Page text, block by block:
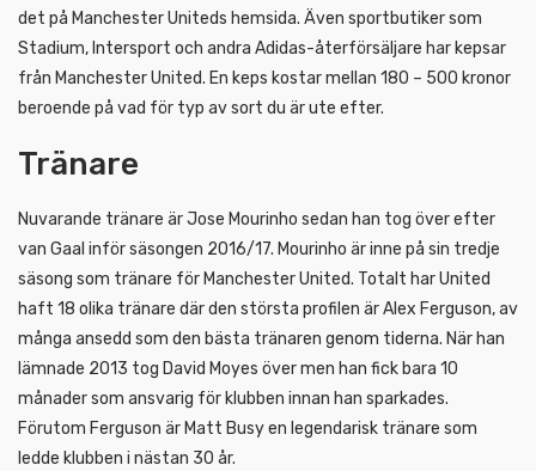
det på Manchester Uniteds hemsida. Även sportbutiker som
Stadium, Intersport och andra Adidas-återförsäljare har kepsar
från Manchester United. En keps kostar mellan 180 – 500 kronor
beroende på vad för typ av sort du är ute efter.
Tränare
Nuvarande tränare är Jose Mourinho sedan han tog över efter
van Gaal inför säsongen 2016/17. Mourinho är inne på sin tredje
säsong som tränare för Manchester United. Totalt har United
haft 18 olika tränare där den största profilen är Alex Ferguson, av
många ansedd som den bästa tränaren genom tiderna. När han
lämnade 2013 tog David Moyes över men han fick bara 10
månader som ansvarig för klubben innan han sparkades.
Förutom Ferguson är Matt Busy en legendarisk tränare som
ledde klubben i nästan 30 år.